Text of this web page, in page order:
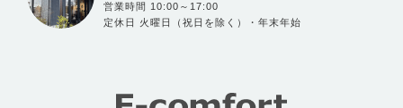
営業時間 10:00～17:00
定休日 火曜日（祝日を除く）・年末年始